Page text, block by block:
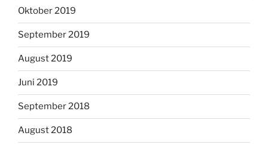
Oktober 2019
September 2019
August 2019
Juni 2019
September 2018
August 2018